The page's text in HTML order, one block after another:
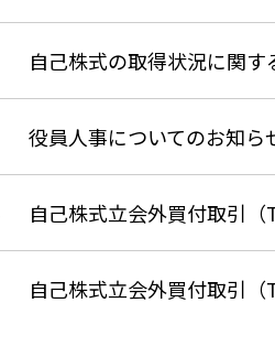
自己株式の取得状況に関す
役員人事についてのお知ら
自己株式立会外買付取引
自己株式立会外買付取引